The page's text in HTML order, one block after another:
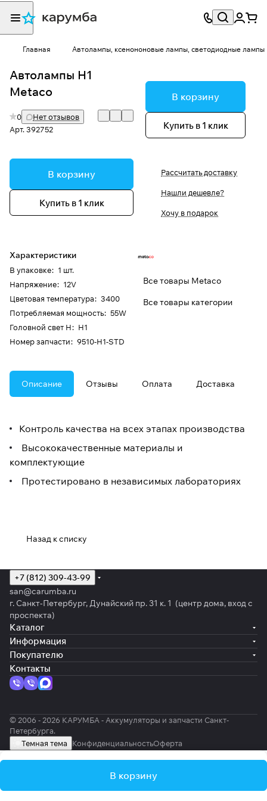
Главная Автолампы, ксенононовые лампы, светодиодные лампы
Автолампы H1
Metaco
0
Нет отзывов
Арт.392752
В корзину
Купить в 1 клик
Характеристики
В упаковке: 1 шт.
Напряжение: 12V
Цветовая температура: 3400
Потребляемая мощность: 55W
Головной свет H: H1
Номер запчасти: 9510-H1-STD
В корзину
Купить в 1 клик
Рассчитать доставку
Нашли дешевле?
Хочу в подарок
Все товары Metaco
Все товары категории
Описание Отзывы Оплата Доставка
Контроль качества на всех этапах производства
Высококачественные материалы и
комплектующие
Протестировано в независимых лабораториях
Назад к списку
В корзину
+7 (812) 309-43-99
san@carumba.ru
г. Санкт-Петербург, Дунайский пр. 31 к. 1 (центр дома, вход с
проспекта)
Каталог
Информация
Покупателю
Контакты
© 2006 - 2026 КАРУМБА - Аккумуляторы и запчасти Санкт-
Петербурга.
Темная тема
КонфиденциальностьОферта